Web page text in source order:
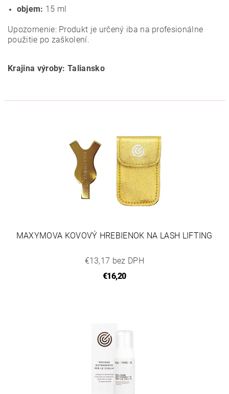
objem: 15 ml
Upozornenie: Produkt je určený iba na profesionálne
použitie po zaškolení.
Krajina výroby: Taliansko
MAXYMOVA KOVOVÝ HREBIENOK NA LASH LIFTING
€13,17 bez DPH
€16,20